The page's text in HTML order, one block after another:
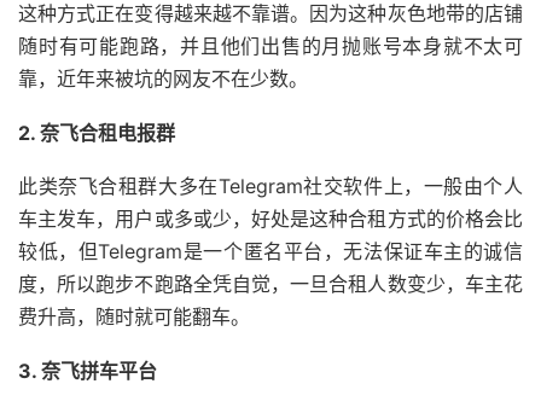
这种方式正在变得越来越不靠谱。因为这种灰色地带的店铺
随时有可能跑路，并且他们出售的月抛账号本身就不太可
靠，近年来被坑的网友不在少数。
2. 奈飞合租电报群
此类奈飞合租群大多在Telegram社交软件上，一般由个人
车主发车，用户或多或少，好处是这种合租方式的价格会比
较低，但Telegram是一个匿名平台，无法保证车主的诚信
度，所以跑步不跑路全凭自觉，一旦合租人数变少，车主花
费升高，随时就可能翻车。
3. 奈飞拼车平台